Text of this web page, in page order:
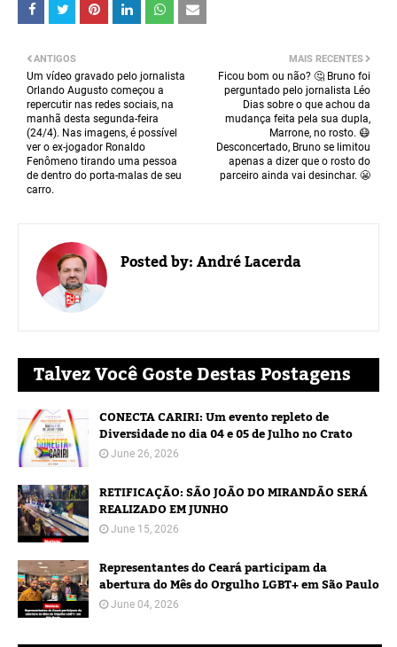
MAIS RECENTES
Ficou bom ou não? 🤔 Bruno foi
perguntado pelo jornalista Léo
Dias sobre o que achou da
mudança feita pela sua dupla,
Marrone, no rosto. 😷
Desconcertado, Bruno se limitou
apenas a dizer que o rosto do
parceiro ainda vai desinchar. 😬
ANTIGOS
Um vídeo gravado pelo jornalista
Orlando Augusto começou a
repercutir nas redes sociais, na
manhã desta segunda-feira
(24/4). Nas imagens, é possível
ver o ex-jogador Ronaldo
Fenômeno tirando uma pessoa
de dentro do porta-malas de seu
carro.
Posted by:André Lacerda
Talvez Você Goste Destas Postagens
CONECTA CARIRI: Um evento repleto de
Diversidade no dia 04 e 05 de Julho no Crato
June 26, 2026
RETIFICAÇÃO: SÃO JOÃO DO MIRANDÃO SERÁ
REALIZADO EM JUNHO
June 15, 2026
Representantes do Ceará participam da
abertura do Mês do Orgulho LGBT+ em São Paulo
June 04, 2026